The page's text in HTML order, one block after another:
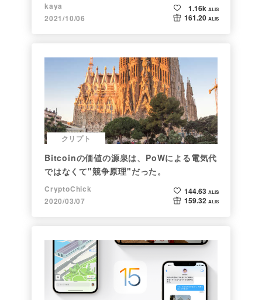
kaya
2021/10/06
1.16k ALIS
161.20 ALIS
クリプト
Bitcoinの価値の源泉は、PoWによる電気代
ではなくて"競争原理"だった。
CryptoChick
2020/03/07
144.63 ALIS
159.32 ALIS